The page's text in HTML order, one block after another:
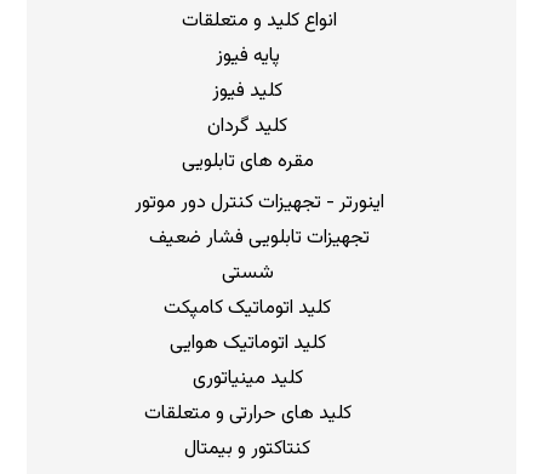
انواع کلید و متعلقات
پایه فیوز
کلید فیوز
کلید گردان
مقره های تابلویی
اینورتر - تجهیزات کنترل دور موتور
تجهیزات تابلویی فشار ضعیف
شستی
کلید اتوماتیک کامپکت
کلید اتوماتیک هوایی
کلید مینیاتوری
کلید های حرارتی و متعلقات
کنتاکتور و بیمتال